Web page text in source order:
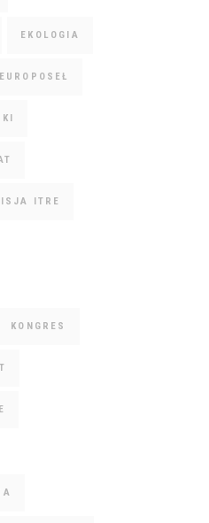
EKOLOGIA
EUROPOSEŁ
ITRE
KONGRES